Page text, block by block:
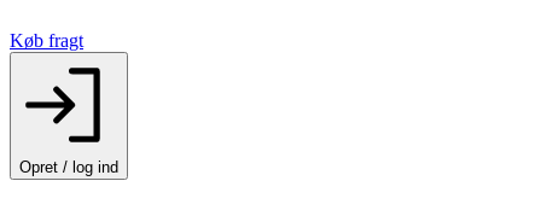
Køb fragt
Opret / log ind